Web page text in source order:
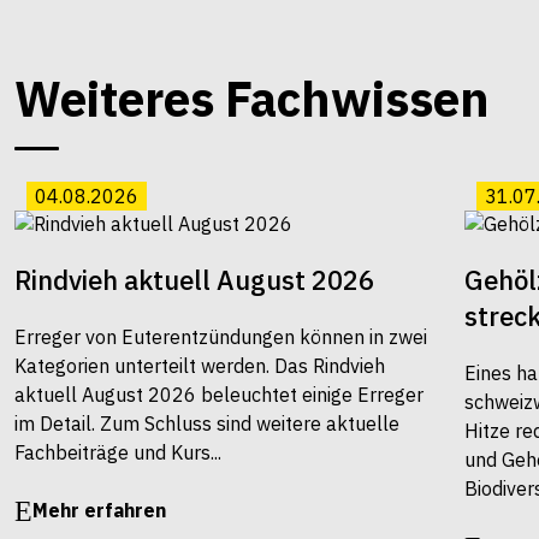
Weiteres Fachwissen
04.08.2026
Rindvieh aktuell August 2026
Erreger von Euterentzündungen können in zwei
Kategorien unterteilt werden. Das Rindvieh
aktuell August 2026 beleuchtet einige Erreger
im Detail. Zum Schluss sind weitere aktuelle
Fachbeiträge und Kurs...
Mehr erfahren
Eines
Hitze
und